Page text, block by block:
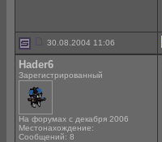
30.08.2004 11:06
Hader6
Зарегистрированный
На форумах с декабря 2006
Местонахождение:
Сообщений: 8